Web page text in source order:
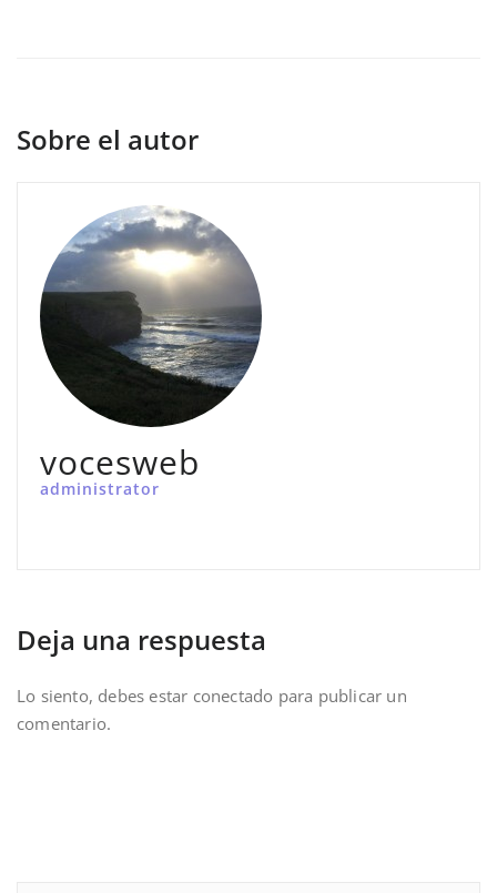
Sobre el autor
vocesweb
administrator
Deja una respuesta
Lo siento, debes estar conectado para publicar un
comentario.